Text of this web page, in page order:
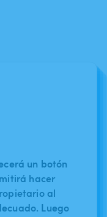
un botón
hacer
al
Luego